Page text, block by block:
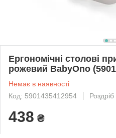
Ергономічні столові
рожевий BabyOno
Немає в наявності
Код: 5901435412954
Роздріб
438 ₴